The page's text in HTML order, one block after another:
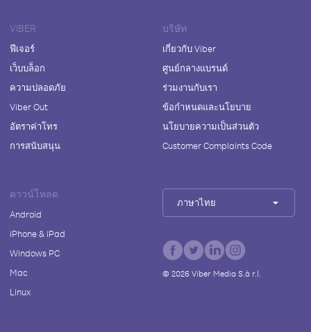
VIBER
ฟีเจอร์
เว็บบล็อก
ความปลอดภัย
Viber Out
อัตราค่าโทร
การสนับสนุน
บริษัท
เกี่ยวกับ Viber
ศูนย์กลางแบรนด์
ร่วมงานกับเรา
ข้อกำหนดและนโยบาย
นโยบายความเป็นส่วนตัว
Customer Complaints Code
ดาวน์โหลด
Android
iPhone & iPad
Windows PC
Mac
Linux
ภาษาไทย
© 2026Viber Media S.à r.l.